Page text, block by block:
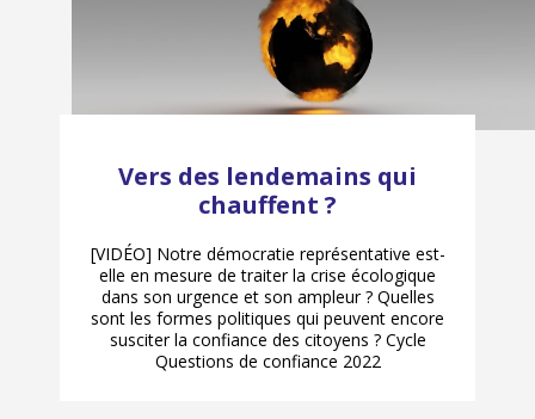
Vers des lendemains qui
chauffent ?
[VIDÉO] Notre démocratie représentative est-
elle en mesure de traiter la crise écologique
dans son urgence et son ampleur ? Quelles
sont les formes politiques qui peuvent encore
susciter la confiance des citoyens ? Cycle
Questions de confiance 2022